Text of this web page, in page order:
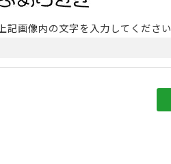
上記画像内の文字を入力してください